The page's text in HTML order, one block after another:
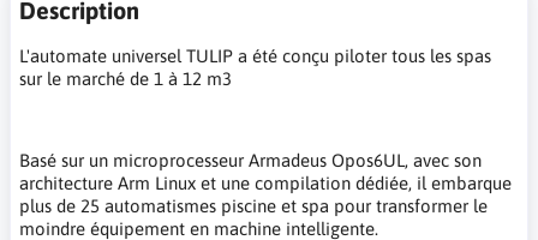
Description
L'automate universel TULIP a été conçu piloter tous les spas
sur le marché de 1 à 12 m3
Basé sur un microprocesseur Armadeus Opos6UL, avec son
architecture Arm Linux et une compilation dédiée, il embarque
plus de 25 automatismes piscine et spa pour transformer le
moindre équipement en machine intelligente.